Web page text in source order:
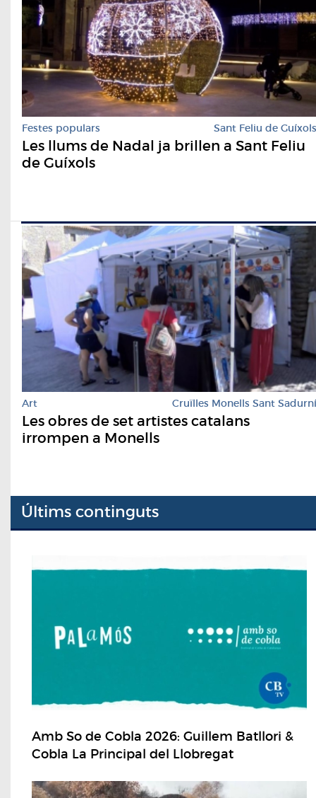
Festes populars Sant Feliu de Guíxols
Les llums de Nadal ja brillen a Sant Feliu
de Guíxols
Art Cruïlles Monells Sant Sadurní
Les obres de set artistes catalans
irrompen a Monells
Últims continguts
Amb So de Cobla 2026: Guillem Batllori &
Cobla La Principal del Llobregat